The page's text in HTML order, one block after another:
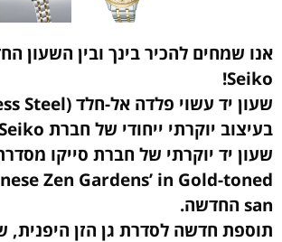
אנו שמחים להכיר בינך ובין השעון
Seiko!
בעיצוב יוקרתי ייחודי של חברת Seiko.
Zen Gardens’ in Gold-toned
san החדשה.